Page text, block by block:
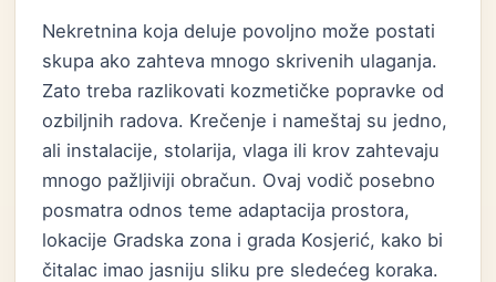
Nekretnina koja deluje povoljno može postati
skupa ako zahteva mnogo skrivenih ulaganja.
Zato treba razlikovati kozmetičke popravke od
ozbiljnih radova. Krečenje i nameštaj su jedno,
ali instalacije, stolarija, vlaga ili krov zahtevaju
mnogo pažljiviji obračun. Ovaj vodič posebno
posmatra odnos teme adaptacija prostora,
lokacije Gradska zona i grada Kosjerić, kako bi
čitalac imao jasniju sliku pre sledećeg koraka.